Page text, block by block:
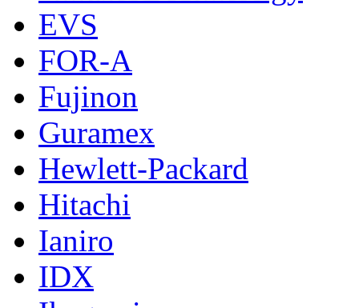
EVS
FOR-A
Fujinon
Guramex
Hewlett-Packard
Hitachi
Ianiro
IDX